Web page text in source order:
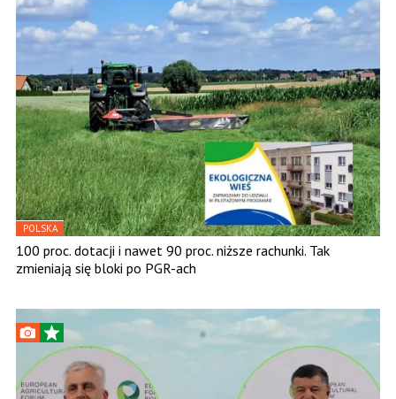
POLSKA
100 proc. dotacji i nawet 90 proc. niższe rachunki. Tak
zmieniają się bloki po PGR-ach